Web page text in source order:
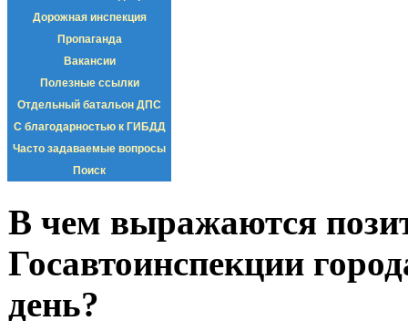
Дорожная инспекция
Пропаганда
Вакансии
Полезные ссылки
Отдельный батальон ДПС
С благодарностью к ГИБДД
Часто задаваемые вопросы
Поиск
В чем выражаются
Госавтоинспекции
день?